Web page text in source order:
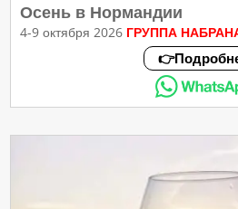
Осень в Нормандии
4-9 октября 2026 ГРУППА